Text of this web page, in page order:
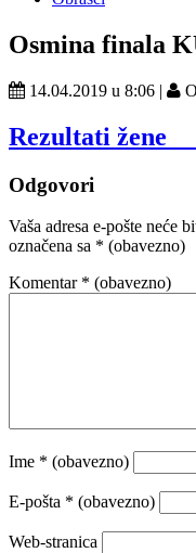
Osmina finala
14.04.2019 u 8:06 |
Rezultati
Odgovori
Vaša adresa e-pošte neće
označena sa * (obavezno)
Komentar * (obavezno)
Ime * (obavezno)
E-pošta * (obavezno)
Web-stranica